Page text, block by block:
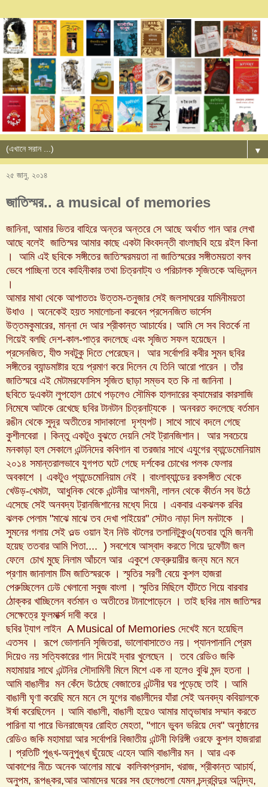
▼
২৫ জানু, ২০১৪
জাতিস্মর.. a musical of memories
জানিনা, আমার ভিতর বাহিরে অন্তর অন্তরে সে আছে অর্থাত গান আর লেখা
আছে বলেই জাতিস্মর আমার কাছে একটা কিংবদন্তী বাংলাছবি হয়ে র‌ইল কিনা
। আমি এই ছবিকে সঙ্গীতের জাতিস্মরময়তা না জাতিস্মরের সঙ্গীতময়তা বলব
ভেবে পাচ্ছিনা তবে কাহিনীকার তথা চিত্রনাট্য ও পরিচালক সৃজিতকে অভিনন্দন
।
আমার মাথা থেকে আপাততঃ উত্তম-তনুজার সেই জলসাঘরের যামিনীময়তা
উধাও । অনেকেই হয়ত সমালোচনা করবেন প্রসেনজিত ভার্সেস
উত্তমকুমারের, মান্না দে আর শ্রীকান্ত আচার্যের। আমি সে সব বিতর্কে না
গিয়েই বলছি দেশ-কাল-পাত্র বদলেছে এবং সৃজিত সফল হয়েছেন ।
প্রসেনজিত, যীশু সবটুকু দিতে পেরেছেন। আর সর্বোপরি কবীর সুমন ছবির
সঙ্গীতের ব্যান্ডমাষ্টার হয়ে প্রমাণ করে দিলেন যে তিনি আরো পারেন । তাঁর
জাতিস্মরে এই মেটামরফোসিস সৃজিত ছাড়া সম্ভব হত কি না জানিনা ।
ছবিতে দুএকটা লুপহোল চোখে পড়লেও সৌমিক হালদারের ক্যামেরার কারসাজি
নিমেষে আটকে রেখেছে ছবির টানটান চিত্রনাট্যকে । অনবরত বদলেছে বর্তমান
রঙীন থেকে সুদূর অতীতের সাদাকালো দৃশ্যপট। সাথে সাথে বদলে গেছে
কুশীলবেরা । কিন্তু একটুও বুঝতে দেয়নি সেই ট্রানজিশান। আর সবচেয়ে
মনকাড়া হল সেকালে এন্টনিদের কবিগান বা তরজার সাথে এযুগের ব্যান্ডেমোনিয়াম
২০১৪ সমান্তরালভাবে যুগপত ঘটে গেছে দর্শকের চোখের পলক ফেলার
অবকাশে । একটুও প্যান্ডেমোনিয়াম নেই । বাংলাব্যান্ডের রকসঙ্গীত থেকে
খেউড়-খেমটা, আধুনিক থেকে এন্টনীর আগমনী, লালন থেকে কীর্তন সব উঠে
এসেছে সেই অনবদ্য ট্রানজিশানের মধ্যে দিয়ে । একবার একঝলক রবির
ঝলক পেলাম "মাঝে মাঝে তব দেখা পাইয়ের" সেটাও নাড়া দিল মনটাকে ।
সুমনের গলায় সেই ওল্ড ওয়ান ইন নিউ বটলের তলানিটুকুও(যতবার তুমি জননী
হয়েছ ততবার আমি পিতা.... ) সবশেষে আস্বাদ করতে গিয়ে দুফোঁটা জল
ফেলে চোখ মুছে নিলাম আঁচলে আর একুশে ফেব্রুয়ারীর জন্য মনে মনে
প্রণাম জানালাম টিম জাতিস্মরকে । স্মৃতির সরণী বেয়ে কুশল হাজরা
পেরুচ্ছিলেন ঢেউ খেলানো সবুজ বাংলা । স্মৃতির মিছিলে হাঁটতে গিয়ে বারবার
ঠোক্কর খাচ্ছিলেন বর্তমান ও অতীতের টানাপোড়েনে । তাই ছবির নাম জাতিস্মর
সেক্ষেত্রে ফুলমার্ক্স দাবী করে ।
ছবির ট্যাগ লাইন A Musical of Memories দেখেই মনে হয়েছিল
এতসব । রূপে ভোলাননি সৃজিতরা, ভালোবাসাতেও নয়। প্যানপানানি প্রেম
দিয়েও নয় সত্যিকারের গান দিয়েই দ্বার খুলেছেন । তবে রেডিও জকি
মহামায়ার সাথে এন্টনির সৌদামিনী মিলে মিশে এক না হলেও বুঝি মন্দ হতনা ।
আমি বাঙালীর মন কেঁদে উঠেছে বেজাতের এন্টনীর ঘর পুড়েছে তাই । আমি
বাঙালী ঘৃণা করেছি মনে মনে সে যুগের বাঙালীদের যাঁরা সেই অনবদ্য কবিয়ালকে
ঈর্ষা করেছিলেন । আমি বাঙালী, বাঙালী হয়েও আমার মাতৃভাষার সম্মান করতে
পারিনা যা পারে ভিনরাজ্যের রোহিত মেহতা, "গানে ভুবন ভরিয়ে দেব" অনুষ্ঠানের
রেডিও জকি মহামায়া আর সর্বোপরি বিজাতীয় এন্টনী ফিরিঙ্গী ওরফে কুশল হাজরারা
। প্রতিটি পুঙ্খ-অনুপুঙ্খ ছুঁয়েছে এহেন আমি বাঙালীর মন । আর এক
আকাশের নীচে অনেক আলোর মাঝে কালিকাপ্রসাদ, খরাজ, শ্রীকান্ত আচার্য,
অনুপম, রূপঙ্কর,আর আমাদের ঘরের সব ছেলেগুলো যেমন চন্দ্রবিন্দুর অনিন্দ্য,